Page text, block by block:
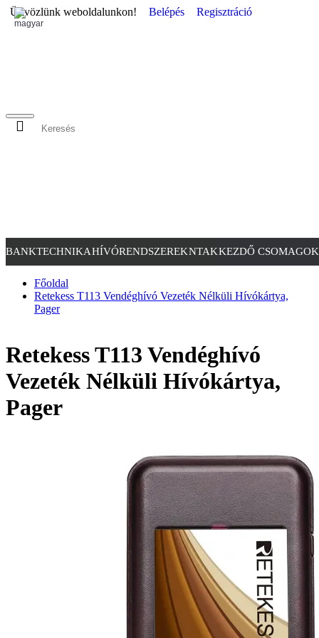
Üdvözlünk weboldalunkon! Belépés Regisztráció
BANKTECHNIKAHÍVÓRENDSZEREKNTAKKEZDŐ CSOMAGOK
Főoldal
Retekess T113 Vendéghívó Vezeték Nélküli Hívókártya,
Pager
Retekess T113 Vendéghívó
Vezeték Nélküli Hívókártya,
Pager